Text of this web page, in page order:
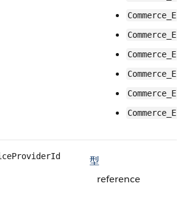
型
reference